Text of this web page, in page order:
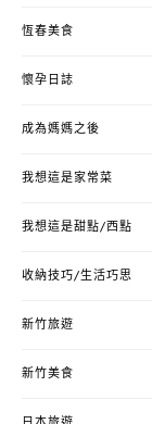
恆春美食
懷孕日誌
成為媽媽之後
我想這是家常菜
我想這是甜點/西點
收納技巧/生活巧思
新竹旅遊
新竹美食